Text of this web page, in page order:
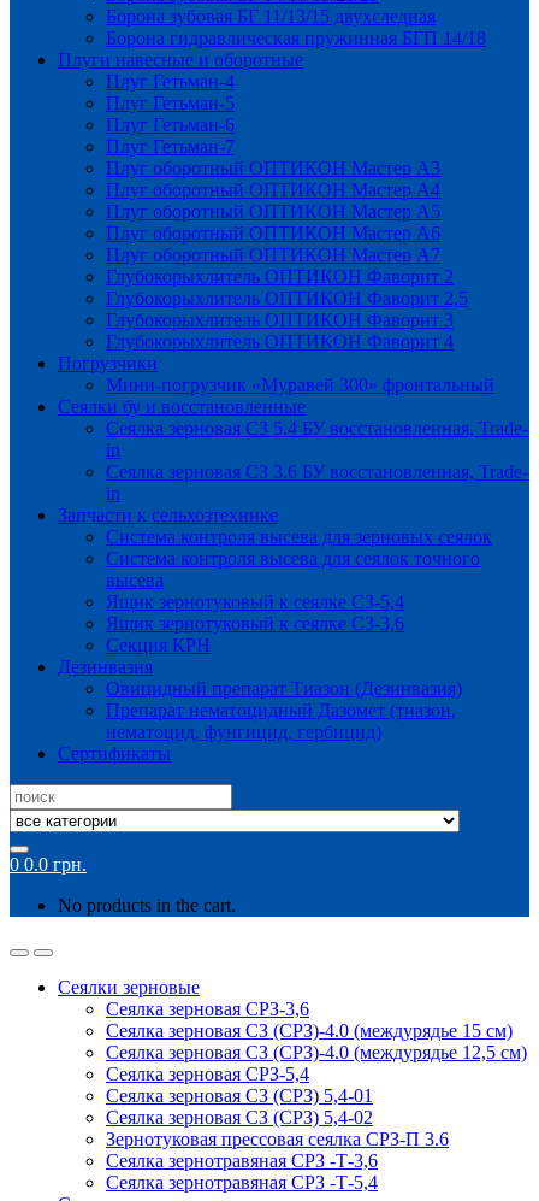
Борона зубовая БГ 11/13/15 двухследная
Борона гидравлическая пружинная БГП 14/18
Плуги навесные и оборотные
Плуг Гетьман-4
Плуг Гетьман-5
Плуг Гетьман-6
Плуг Гетьман-7
Плуг оборотный ОПТИКОН Мастер А3
Плуг оборотный ОПТИКОН Мастер А4
Плуг оборотный ОПТИКОН Мастер А5
Плуг оборотный ОПТИКОН Мастер А6
Плуг оборотный ОПТИКОН Мастер А7
Глубокорыхлитель ОПТИКОН Фаворит 2
Глубокорыхлитель ОПТИКОН Фаворит 2,5
Глубокорыхлитель ОПТИКОН Фаворит 3
Глубокорыхлитель ОПТИКОН Фаворит 4
Погрузчики
Мини-погрузчик «Муравей 300» фронтальный
Сеялки бу и восстановленные
Сеялка зерновая СЗ 5.4 БУ восстановленная, Trade-
in
Сеялка зерновая СЗ 3.6 БУ восстановленная, Trade-
in
Запчасти к сельхозтехнике
Система контроля высева для зерновых сеялок
Система контроля высева для сеялок точного
высева
Ящик зернотуковый к сеялке СЗ-5,4
Ящик зернотуковый к сеялке СЗ-3,6
Секция КРН
Дезинвазия
Овицидный препарат Тиазон (Дезинвазия)
Препарат нематоцидный Дазомет (тиазон,
нематоцид, фунгицид, гербицид)
Сертификаты
Search
for:
0 0.0 грн.
No products in the cart.
Сеялки зерновые
Сеялка зерновая СРЗ-3,6
Сеялка зерновая СЗ (СРЗ)-4.0 (междурядье 15 см)
Сеялка зерновая СЗ (СРЗ)-4.0 (междурядье 12,5 см)
Сеялка зерновая СРЗ-5,4
Сеялка зерновая СЗ (СРЗ) 5,4-01
Сеялка зерновая СЗ (СРЗ) 5,4-02
Зернотуковая прессовая сеялка СРЗ-П 3.6
Сеялка зернотравяная СРЗ -Т-3,6
Сеялка зернотравяная СРЗ -Т-5,4